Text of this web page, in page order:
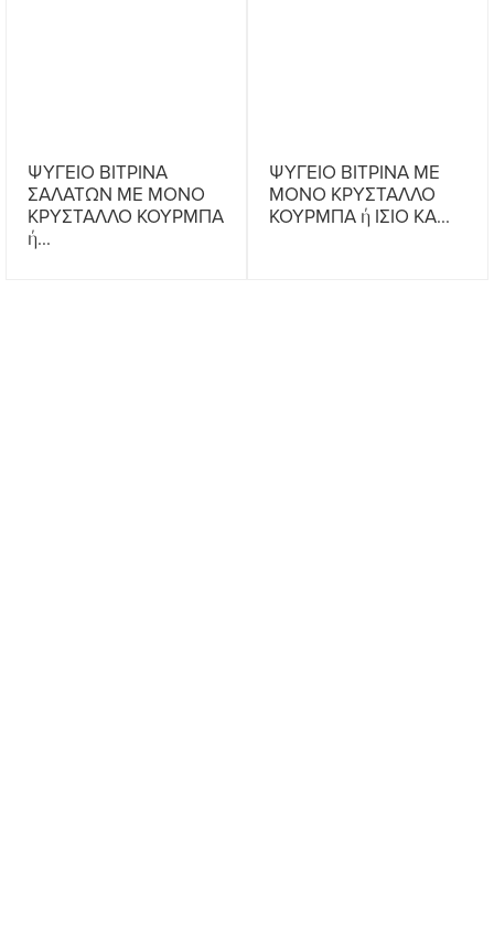
ΨΥΓΕΙΟ ΒΙΤΡΙΝΑ
ΣΑΛΑΤΩΝ ΜΕ ΜΟΝΟ
ΚΡΥΣΤΑΛΛΟ ΚΟΥΡΜΠΑ
ή...
ΨΥΓΕΙΟ ΒΙΤΡΙΝΑ ΜΕ
ΜΟΝΟ ΚΡΥΣΤΑΛΛΟ
ΚΟΥΡΜΠΑ ή ΙΣΙΟ KA...